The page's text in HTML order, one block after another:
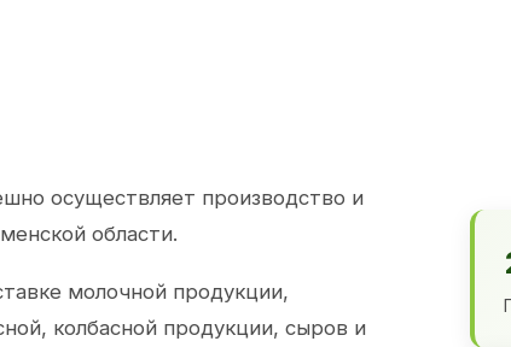
осуществляет производство и
области.
молочной продукции,
колбасной продукции, сыров и